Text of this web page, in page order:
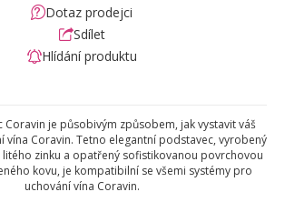
Dotaz prodejci
Sdílet
Hlídání produktu
Coravin je působivým způsobem, jak vystavit váš
vína Coravin. Tetno elegantní podstavec, vyrobený
zinku a opatřený sofistikovanou povrchovou
kovu, je kompatibilní se všemi systémy pro
uchování vína Coravin.